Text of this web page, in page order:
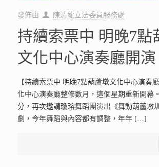
發佈由 陳清龍立法委員服務處
持續索票中 明晚7點
文化中心演奏廳開演
【持續索票中 明晚7點葫蘆墩文化中心演奏
化中心演奏廳整修數月，這個星期重新開幕
分，再次邀請瓊瑢舞蹈團演出《舞動葫蘆墩
劇，今年舞蹈與內容都有調整，年年[…]